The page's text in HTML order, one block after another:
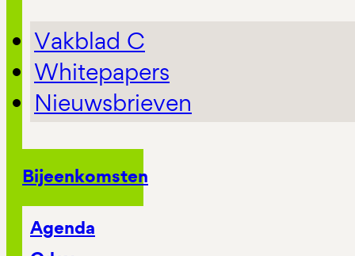
Vakblad C
Whitepapers
Nieuwsbrieven
Bijeenkomsten
Agenda